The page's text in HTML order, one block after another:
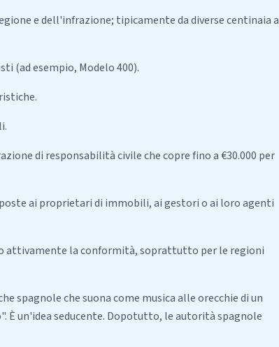
e dell'infrazione; tipicamente da diverse centinaia a
(ad esempio, Modelo 400).
di responsabilità civile che copre fino a €30.000 per
ai proprietari di immobili, ai gestori o ai loro agenti
attivamente la conformità, soprattutto per le regioni
spagnole che suona come musica alle orecchie di un
un'idea seducente. Dopotutto, le autorità spagnole